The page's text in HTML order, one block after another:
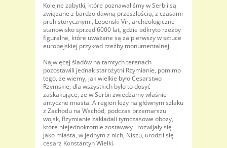
Kolejne zabytki, które poznawaliśmy w Serbii są
związane z bardzo dawną przeszłością, z czasami
prehistorycznymi, Lepenski Vir, archeologiczne
stanowisko sprzed 6000 lat, gdzie odkryto rzeźby
figuralne, które uważane są za pierwszy w sztuce
europejskiej przykład rzeźby monumentalnej.
Najwięcej śladów na tamtych terenach
pozostawili jednak starożytni Rzymianie, pomimo
tego, że wiemy, jak wielkie było Cesarstwo
Rzymskie, dla wszystkich było to dosyć
zaskakujące, że w Serbii zwiedzamy właśnie
antyczne miasta. A region leży na głównym szlaku
z Zachodu na Wschód, podczas przemarszu
wojsk, Rzymianie zakładali tymczasowe obozy,
które niejednokrotnie zostawały i rozwijały się
jako miasta, w jednym z nich, Niszu, urodził się
cesarz Konstantyn Wielki.